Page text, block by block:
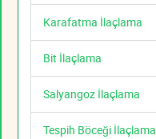
Karafatma İlaçlama
Bit İlaçlama
Salyangoz İlaçlama
Tespih Böceği İlaçlama